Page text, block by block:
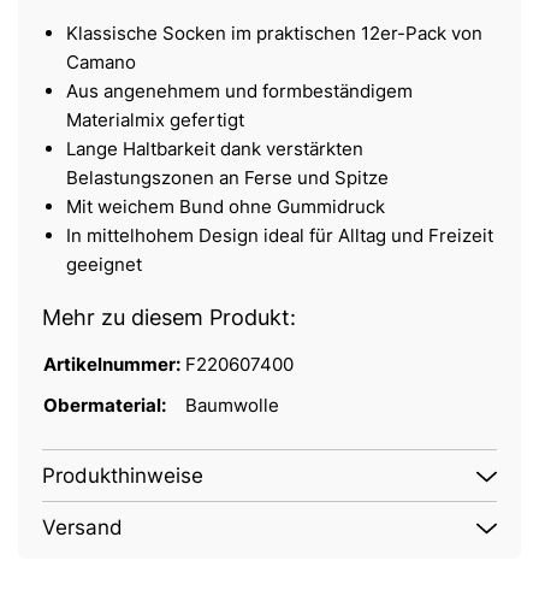
Klassische Socken im praktischen 12er-Pack von
Camano
Aus angenehmem und formbeständigem
Materialmix gefertigt
Lange Haltbarkeit dank verstärkten
Belastungszonen an Ferse und Spitze
Mit weichem Bund ohne Gummidruck
In mittelhohem Design ideal für Alltag und Freizeit
geeignet
Mehr zu diesem Produkt:
Artikelnummer: F220607400
Obermaterial:
Baumwolle
Produkthinweise
Versand